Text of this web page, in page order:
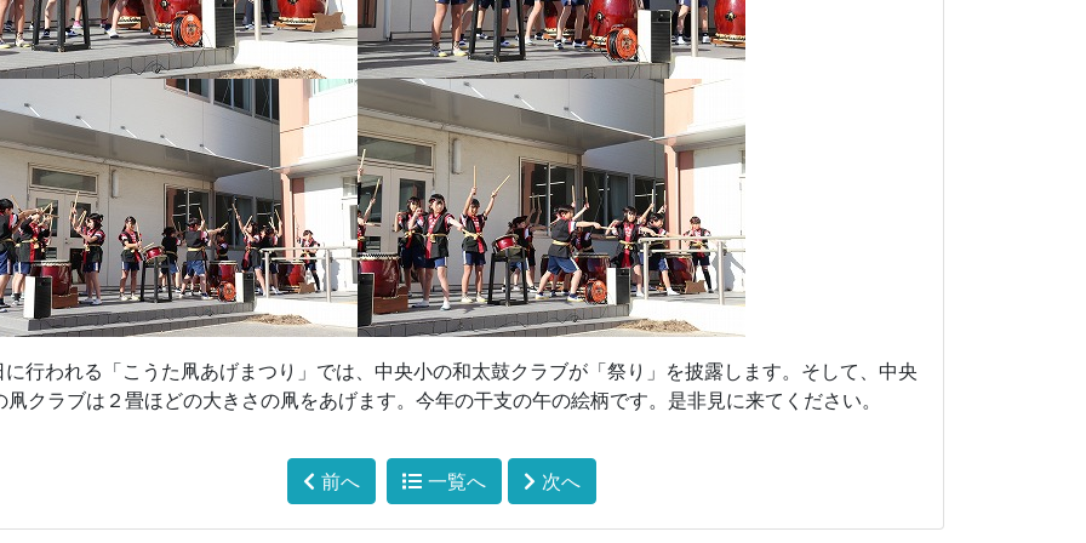
に行われる「こうた凧あげまつり」では、中央小の和太鼓クラブが「祭り」を披露します。そして、中央
凧クラブは２畳ほどの大きさの凧をあげます。今年の干支の午の絵柄です。是非見に来てください。
前へ 一覧へ 次へ